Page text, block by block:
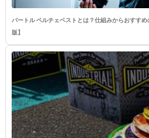
バートル ペルチェベストとは？仕組みからおすす
版】